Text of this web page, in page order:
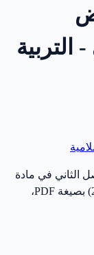
التربية
الفصل الثاني في مادة
التربية الإسلامية للسنة الأولى إبتدائي (سنة 2024) بصيغة PDF،